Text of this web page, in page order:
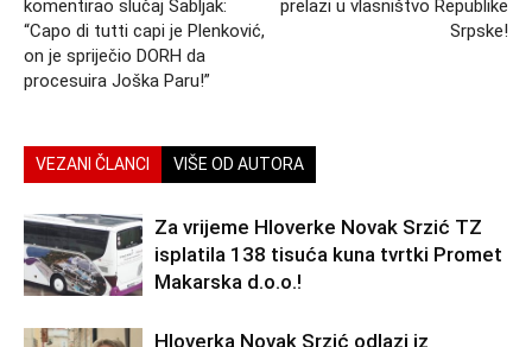
komentirao slučaj Sabljak:
“Capo di tutti capi je Plenković,
on je spriječio DORH da
procesuira Joška Paru!”
prelazi u vlasništvo Republike
Srpske!
VEZANI ČLANCI VIŠE OD AUTORA
Za vrijeme Hloverke Novak Srzić TZ
isplatila 138 tisuća kuna tvrtki Promet
Makarska d.o.o.!
Hloverka Novak Srzić odlazi iz